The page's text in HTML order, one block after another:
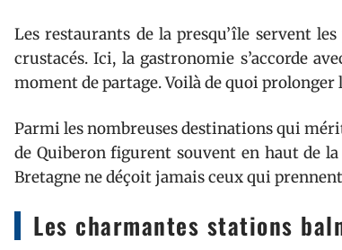
Les restaurants de la presqu’île servent
crustacés. Ici, la gastronomie s’accorde
moment de partage. Voilà de quoi prolonger
Parmi les nombreuses destinations qui
de Quiberon figurent souvent en haut de
Bretagne ne déçoit jamais ceux qui
Les charmantes stations